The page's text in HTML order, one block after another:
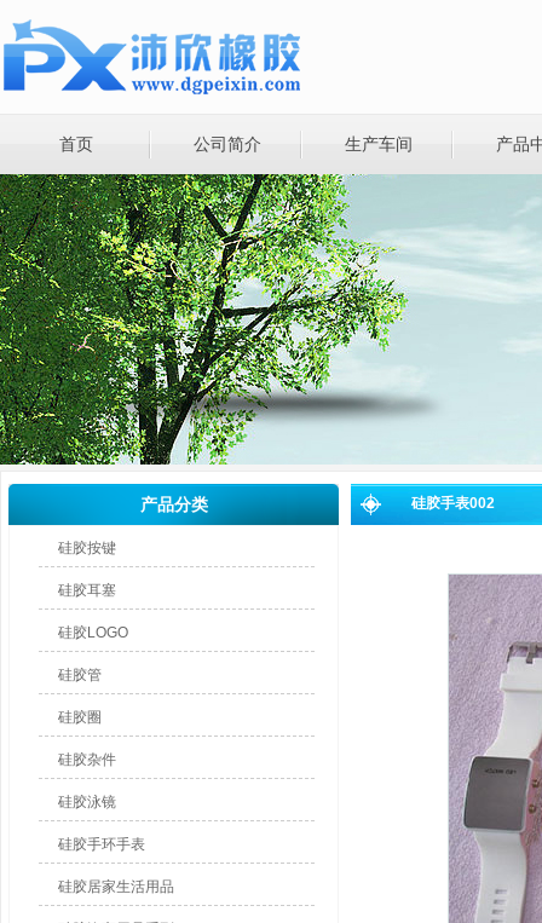
首页 公司简介 生产车间 产品
产品分类
硅胶按键
硅胶耳塞
硅胶LOGO
硅胶管
硅胶圈
硅胶杂件
硅胶泳镜
硅胶手环手表
硅胶居家生活用品
硅胶手表002